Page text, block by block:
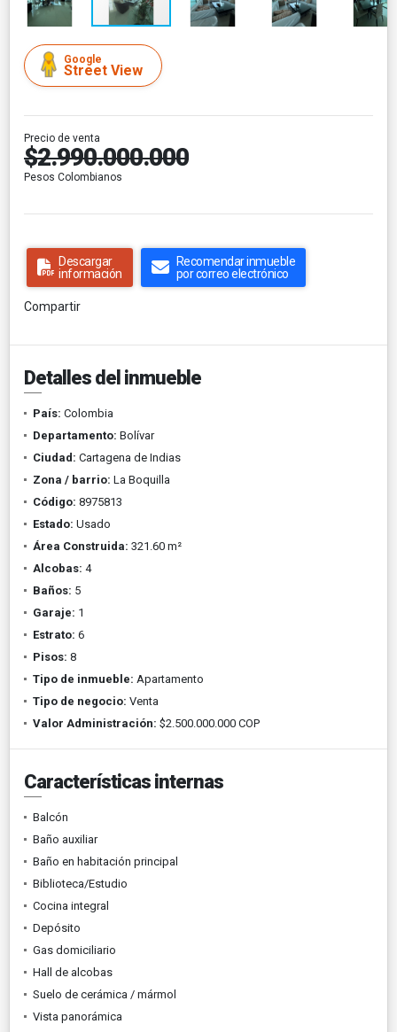
Google
Street View
Precio de venta
$2.990.000.000
Pesos Colombianos
Descargar
información
Recomendar inmueble
por correo electrónico
Compartir
Detalles del inmueble
País: Colombia
Departamento: Bolívar
Ciudad: Cartagena de Indias
Zona / barrio: La Boquilla
Código: 8975813
Estado: Usado
Área Construida: 321.60 m²
Alcobas: 4
Baños: 5
Garaje: 1
Estrato: 6
Pisos: 8
Tipo de inmueble: Apartamento
Tipo de negocio: Venta
Valor Administración: $2.500.000.000 COP
Características internas
Balcón
Baño auxiliar
Baño en habitación principal
Biblioteca/Estudio
Cocina integral
Depósito
Gas domiciliario
Hall de alcobas
Suelo de cerámica / mármol
Vista panorámica